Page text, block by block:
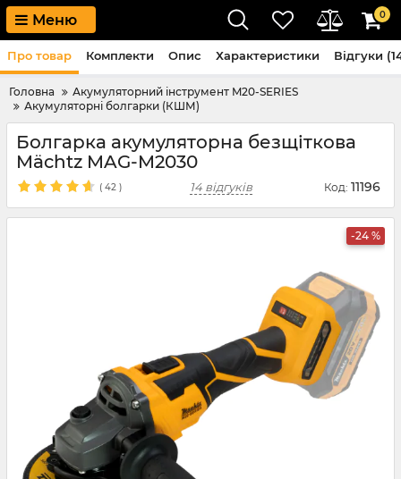
Меню 0
Головна
Акумуляторний інструмент M20-SERIES
Акумуляторні болгарки (КШМ)
Болгарка акумуляторна безщіткова
Mächtz MAG-M2030
( 42 ) 14 відгуків Код: 11196
-24 %
Про товар Комплекти Опис Характеристики Відгуки